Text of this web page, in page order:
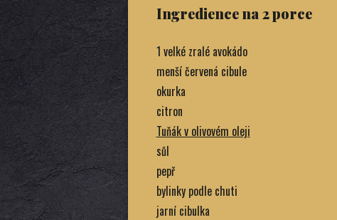
Ingredience na 2 porce
1 velké zralé avokádo
menší červená cibule
okurka
citron
Tuňák v olivovém oleji
sůl
pepř
bylinky podle chuti
jarní cibulka